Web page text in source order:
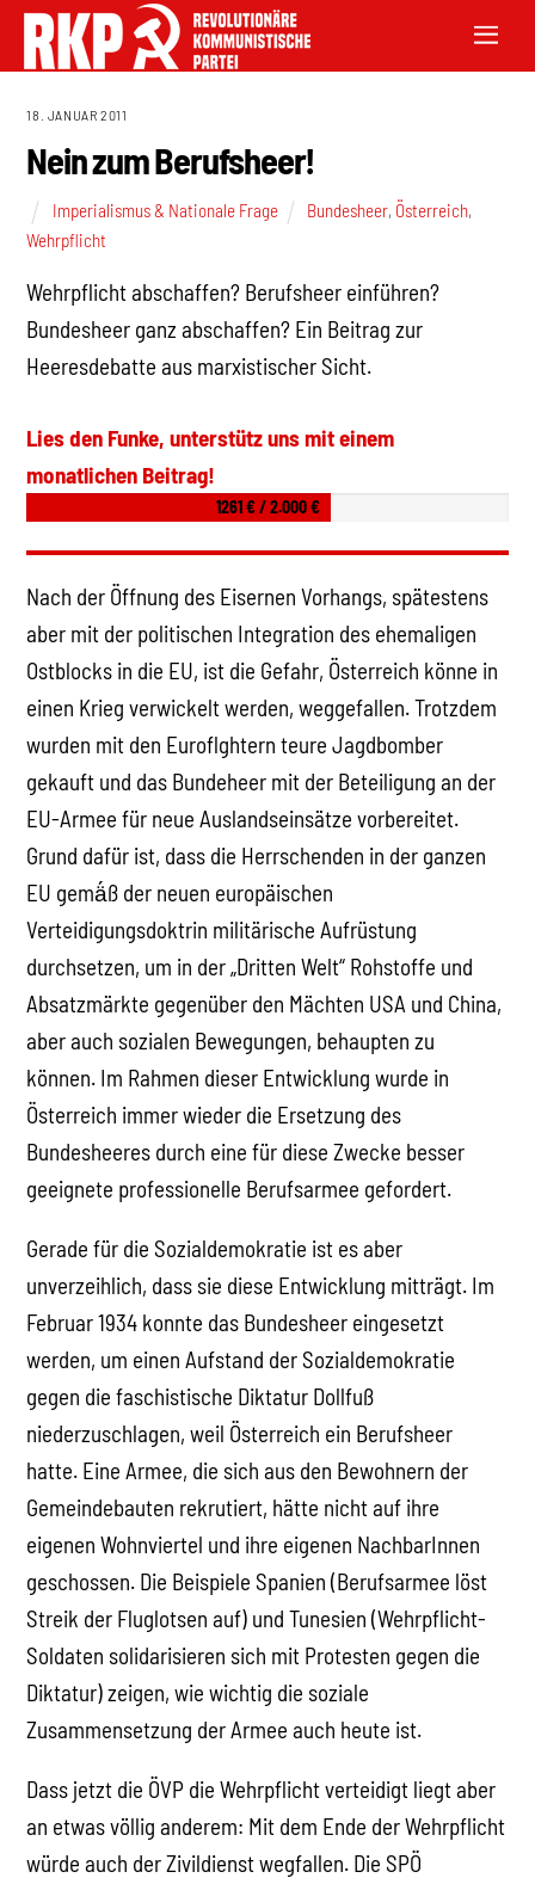
18. JANUAR 2011
Nein zum Berufsheer!
Imperialismus & Nationale Frage Bundesheer, Österreich,
Wehrpflicht
Wehrpflicht abschaffen? Berufsheer einführen?
Bundesheer ganz abschaffen? Ein Beitrag zur
Heeresdebatte aus marxistischer Sicht.
Lies den Funke, unterstütz uns mit einem
monatlichen Beitrag!
1261 € / 2.000 €
Nach der Öffnung des Eisernen Vorhangs, spätestens
aber mit der politischen Integration des ehemaligen
Ostblocks in die EU, ist die Gefahr, Österreich könne in
einen Krieg verwickelt werden, weggefallen. Trotzdem
wurden mit den Euroflghtern teure Jagdbomber
gekauft und das Bundeheer mit der Beteiligung an der
EU-Armee für neue Auslandseinsätze vorbereitet.
Grund dafür ist, dass die Herrschenden in der ganzen
EU gemä́ß der neuen europäischen
Verteidigungsdoktrin militärische Aufrüstung
durchsetzen, um in der „Dritten Welt“ Rohstoffe und
Absatzmärkte gegenüber den Mächten USA und China,
aber auch sozialen Bewegungen, behaupten zu
können. Im Rahmen dieser Entwicklung wurde in
Österreich immer wieder die Ersetzung des
Bundesheeres durch eine für diese Zwecke besser
geeignete professionelle Berufsarmee gefordert.
Gerade für die Sozialdemokratie ist es aber
unverzeihlich, dass sie diese Entwicklung mitträgt. Im
Februar 1934 konnte das Bundesheer eingesetzt
werden, um einen Aufstand der Sozialdemokratie
gegen die faschistische Diktatur Dollfuß
niederzuschlagen, weil Österreich ein Berufsheer
hatte. Eine Armee, die sich aus den Bewohnern der
Gemeindebauten rekrutiert, hätte nicht auf ihre
eigenen Wohnviertel und ihre eigenen NachbarInnen
geschossen. Die Beispiele Spanien (Berufsarmee löst
Streik der Fluglotsen auf) und Tunesien (Wehrpflicht-
Soldaten solidarisieren sich mit Protesten gegen die
Diktatur) zeigen, wie wichtig die soziale
Zusammensetzung der Armee auch heute ist.
Dass jetzt die ÖVP die Wehrpflicht verteidigt liegt aber
an etwas völlig anderem: Mit dem Ende der Wehrpflicht
würde auch der Zivildienst wegfallen. Die SPÖ